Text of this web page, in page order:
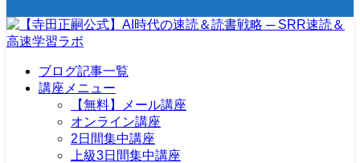
ブログ記事一覧
講座メニュー
【無料】メール講座
オンライン講座
2日間集中講座
上級3日間集中講座